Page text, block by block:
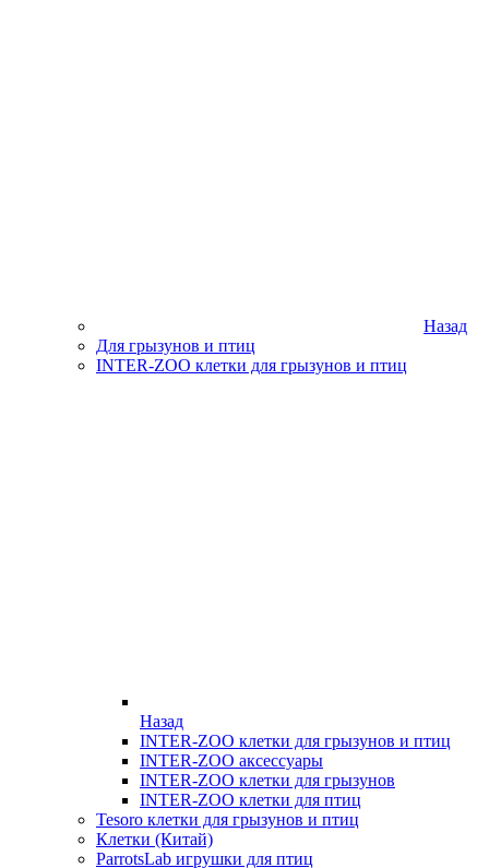
Назад
Для грызунов и птиц
INTER-ZOO клетки для грызунов и птиц
Назад
INTER-ZOO клетки для грызунов и птиц
INTER-ZOO аксессуары
INTER-ZOO клетки для грызунов
INTER-ZOO клетки для птиц
Tesoro клетки для грызунов и птиц
Клетки (Китай)
ParrotsLab игрушки для птиц